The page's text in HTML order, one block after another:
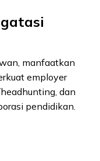
manfaatkan
employer
dan
pendidikan.